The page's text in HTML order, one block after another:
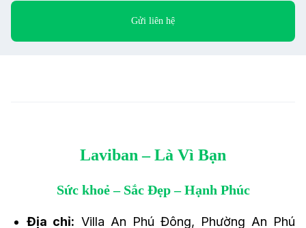
Laviban – Là Vì Bạn
Sức khoẻ – Sắc Đẹp – Hạnh Phúc
Địa chỉ: Villa An Phú Đông, Phường An Phú